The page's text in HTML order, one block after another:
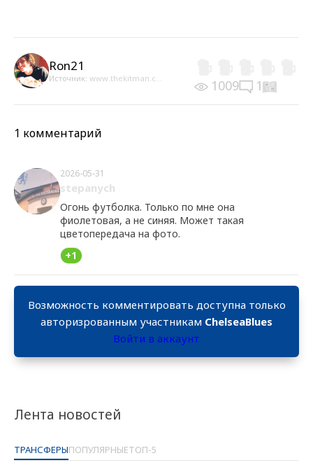
Лента новостей
ТРАНСФЕРЫПОПУЛЯРНЫЕТОП-5
Ron21
Источник: www.thekitman.c... 1009 1
1 комментарий
2026-05-31
stepanych
Огонь футболка. Только по мне она
фиолетовая, а не синяя. Может такая
цветопередача на фото.
+1
Возможность комментировать доступна только
авторизрованным участникам ChelseaBlues
Войти в аккаунт